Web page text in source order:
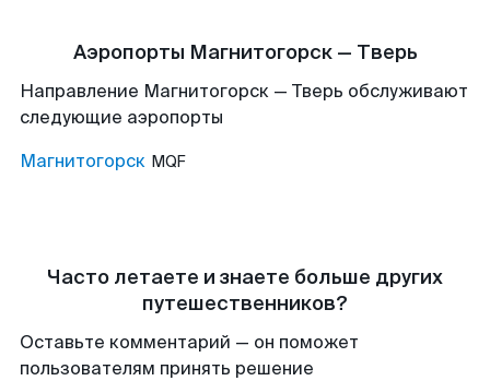
Аэропорты Магнитогорск — Тверь
Направление Магнитогорск — Тверь обслуживают
следующие аэропорты
Магнитогорск MQF
Часто летаете и знаете больше других
путешественников?
Оставьте комментарий — он поможет
пользователям принять решение